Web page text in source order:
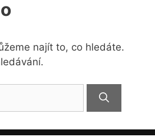
najít to, co hledáte.